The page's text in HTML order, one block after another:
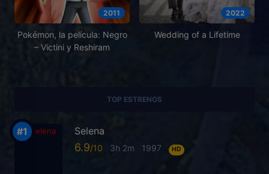
2011
Pokémon, la película: Negro
– Victini y Reshiram
2022
Wedding of a Lifetime
TOP ESTRENOS
Selena
6.9 3h 2m 1997 HD